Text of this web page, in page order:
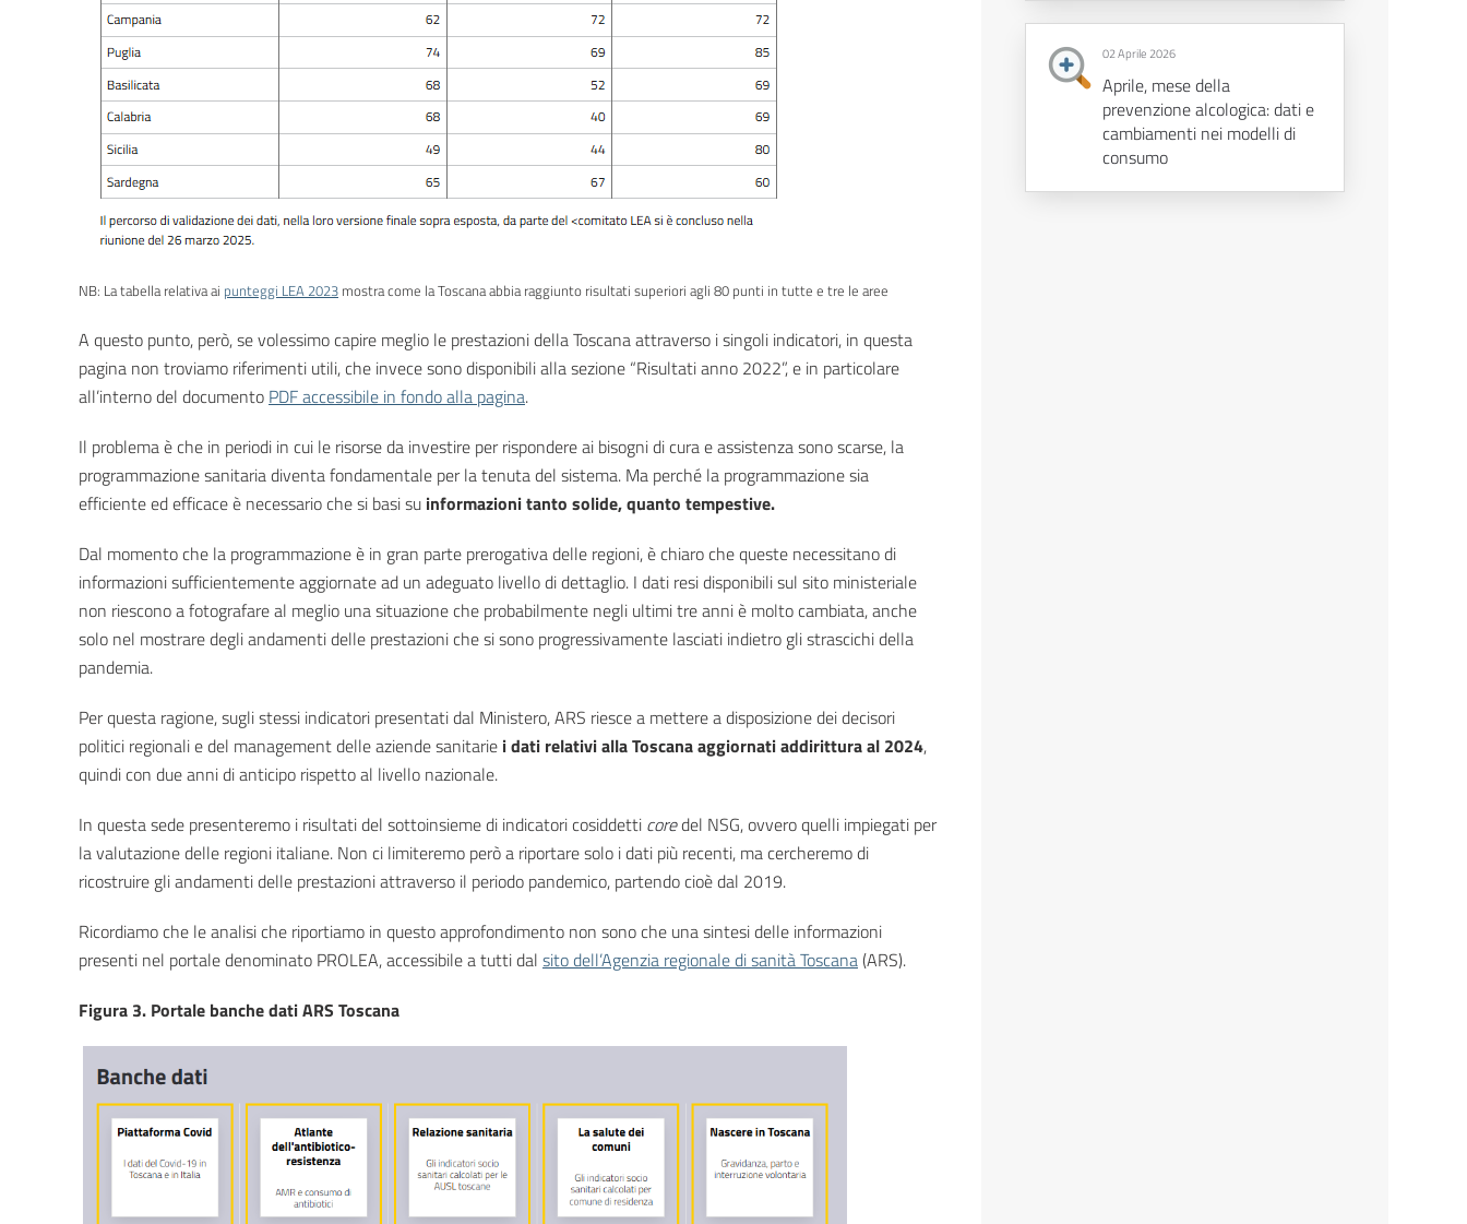
NB: La tabella relativa ai punteggi LEA 2023 mostra come la Toscana abbia raggiunto risultati superiori agli 80 punti in tutte e tre le aree
A questo punto, però, se volessimo capire meglio le prestazioni della Toscana attraverso i singoli indicatori, in questa
pagina non troviamo riferimenti utili, che invece sono disponibili alla sezione “Risultati anno 2022”, e in particolare
all’interno del documento PDF accessibile in fondo alla pagina.
Il problema è che in periodi in cui le risorse da investire per rispondere ai bisogni di cura e assistenza sono scarse, la
programmazione sanitaria diventa fondamentale per la tenuta del sistema. Ma perché la programmazione sia
efficiente ed efficace è necessario che si basi su informazioni tanto solide, quanto tempestive.
Dal momento che la programmazione è in gran parte prerogativa delle regioni, è chiaro che queste necessitano di
informazioni sufficientemente aggiornate ad un adeguato livello di dettaglio. I dati resi disponibili sul sito ministeriale
non riescono a fotografare al meglio una situazione che probabilmente negli ultimi tre anni è molto cambiata, anche
solo nel mostrare degli andamenti delle prestazioni che si sono progressivamente lasciati indietro gli strascichi della
pandemia.
Per questa ragione, sugli stessi indicatori presentati dal Ministero, ARS riesce a mettere a disposizione dei decisori
politici regionali e del management delle aziende sanitarie i dati relativi alla Toscana aggiornati addirittura al 2024,
quindi con due anni di anticipo rispetto al livello nazionale.
In questa sede presenteremo i risultati del sottoinsieme di indicatori cosiddetti coredel NSG, ovvero quelli impiegati per
la valutazione delle regioni italiane. Non ci limiteremo però a riportare solo i dati più recenti, ma cercheremo di
ricostruire gli andamenti delle prestazioni attraverso il periodo pandemico, partendo cioè dal 2019.
Ricordiamo che le analisi che riportiamo in questo approfondimento non sono che una sintesi delle informazioni
presenti nel portale denominato PROLEA, accessibile a tutti dal sito dell’Agenzia regionale di sanità Toscana(ARS).
Figura 3. Portale banche dati ARS Toscana
02 Aprile 2026
Aprile, mese della
prevenzione alcologica: dati e
cambiamenti nei modelli di
consumo